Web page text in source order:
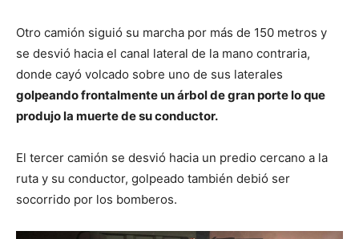
Otro camión siguió su marcha por más de 150 metros y
se desvió hacia el canal lateral de la mano contraria,
donde cayó volcado sobre uno de sus laterales
golpeando frontalmente un árbol de gran porte lo que
produjo la muerte de su conductor.
El tercer camión se desvió hacia un predio cercano a la
ruta y su conductor, golpeado también debió ser
socorrido por los bomberos.